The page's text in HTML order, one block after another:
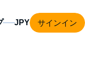
サインイン